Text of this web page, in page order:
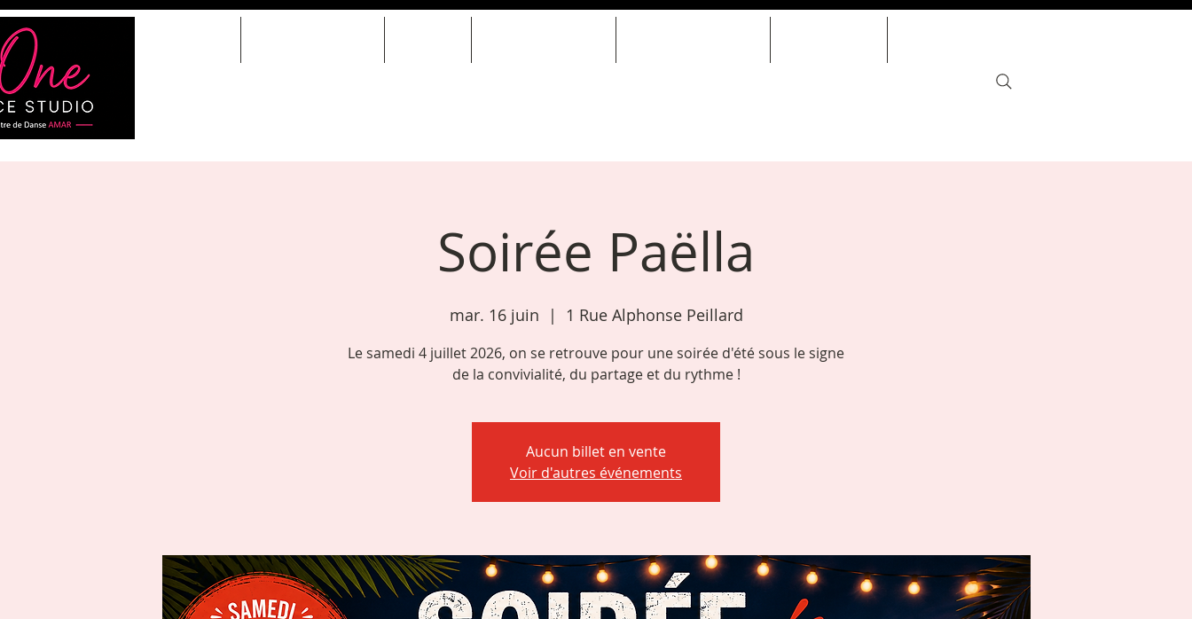
Soirée Paëlla
mar. 16 juin
  |
1 Rue Alphonse Peillard
Le samedi 4 juillet 2026, on se retrouve pour une soirée d'été sous le signe
de la convivialité, du partage et du rythme !
Aucun billet en vente
Voir d'autres événements